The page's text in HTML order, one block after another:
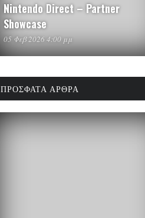
Nintendo Direct – Partner
Showcase
05 Φεβ 2026 4:00 μμ
ΠΡΌΣΦΑΤΑ ΆΡΘΡΑ